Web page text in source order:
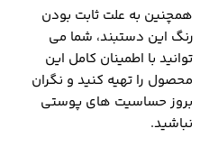
همچنین به علت ثابت بودن
رنگ این دستبند، شما می
توانید با اطمینان کامل این
محصول را تهیه کنید و نگران
بروز حساسیت های پوستی
نباشید.